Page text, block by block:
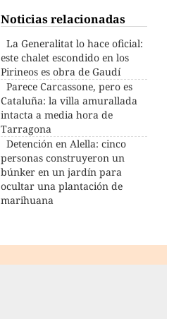
Noticias relacionadas
La Generalitat lo hace oficial:
este chalet escondido en los
Pirineos es obra de Gaudí
Parece Carcassone, pero es
Cataluña: la villa amurallada
intacta a media hora de
Tarragona
Detención en Alella: cinco
personas construyeron un
búnker en un jardín para
ocultar una plantación de
marihuana